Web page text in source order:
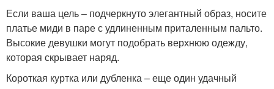
Если ваша цель – подчеркнуто элегантный образ, носите
платье миди в паре с удлиненным приталенным пальто.
Высокие девушки могут подобрать верхнюю одежду,
которая скрывает наряд.
Короткая куртка или дубленка – еще один удачный